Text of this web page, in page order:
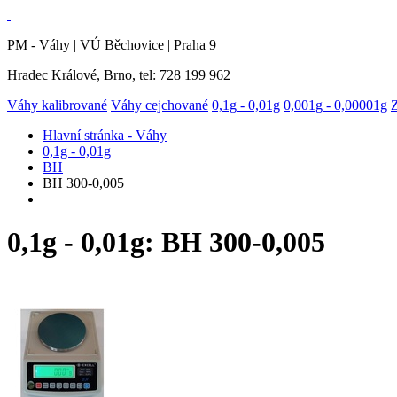
PM - Váhy | VÚ Běchovice | Praha 9
Hradec Králové, Brno, tel: 728 199 962
Váhy kalibrované Váhy cejchované 0,1g - 0,01g 0,001g - 0,00001g
Hlavní stránka - Váhy
0,1g - 0,01g
BH
BH 300-0,005
0,1g - 0,01g: BH 300-0,005